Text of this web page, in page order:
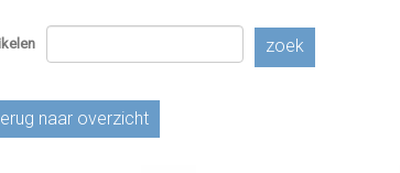
zoek
naar overzicht